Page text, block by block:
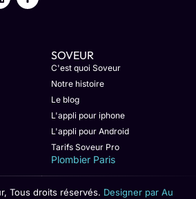
SOVEUR
C'est quoi Soveur
Notre histoire
Le blog
L'appli pour iphone
L'appli pour Android
Tarifs Soveur Pro
Plombier Paris
Tous droits réservés. Designer par Au